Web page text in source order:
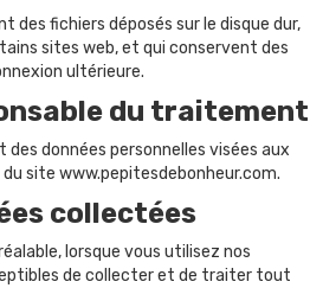
des fichiers déposés sur le disque dur,
sites web, et qui conservent des
ultérieure.
du traitement
données personnelles visées aux
site www.pepitesdebonheur.com.
collectées
lorsque vous utilisez nos
de collecter et de traiter tout